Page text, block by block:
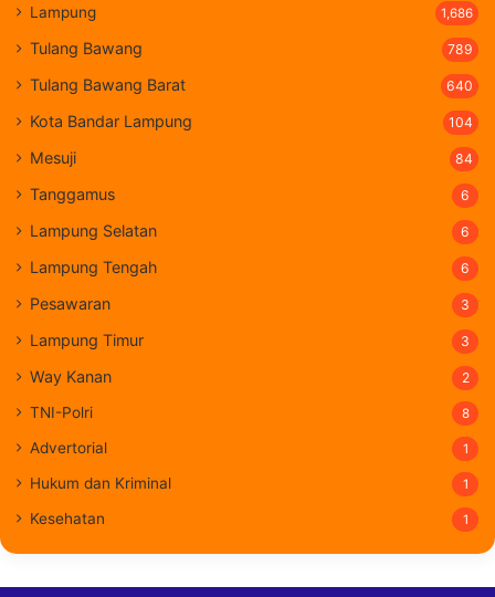
Lampung 1,686
Tulang Bawang 789
Tulang Bawang Barat 640
Kota Bandar Lampung 104
Mesuji 84
Tanggamus 6
Lampung Selatan 6
Lampung Tengah 6
Pesawaran 3
Lampung Timur 3
Way Kanan 2
TNI-Polri 8
Advertorial 1
Hukum dan Kriminal 1
Kesehatan 1